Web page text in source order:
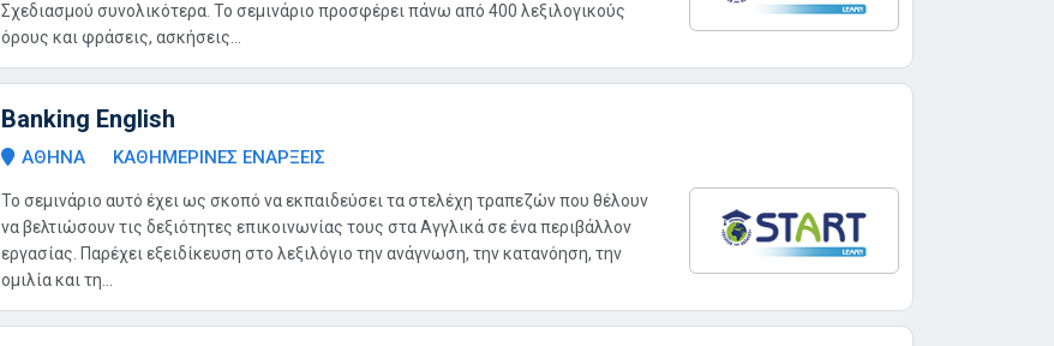
Σχεδιασμού συνολικότερα. Το σεμινάριο προσφέρει πάνω από 400 λεξιλογικούς
όρους και φράσεις, ασκήσεις...
Banking English
ΑΘΗΝΑ ΚΑΘΗΜΕΡΙΝΕΣ ΕΝΑΡΞΕΙΣ
Το σεμινάριο αυτό έχει ως σκοπό να εκπαιδεύσει τα στελέχη τραπεζών που θέλουν
να βελτιώσουν τις δεξιότητες επικοινωνίας τους στα Αγγλικά σε ένα περιβάλλον
εργασίας. Παρέχει εξειδίκευση στο λεξιλόγιο την ανάγνωση, την κατανόηση, την
ομιλία και τη...